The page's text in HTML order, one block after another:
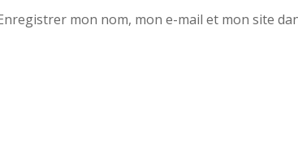
mon nom, mon e-mail et mon site